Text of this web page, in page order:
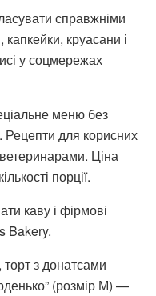
справжніми
круасани і
у соцмережах
меню без
Рецепти для корисних
Ціна
порції.
каву і фірмові
Bakery.
з донатсами
(розмір М) —